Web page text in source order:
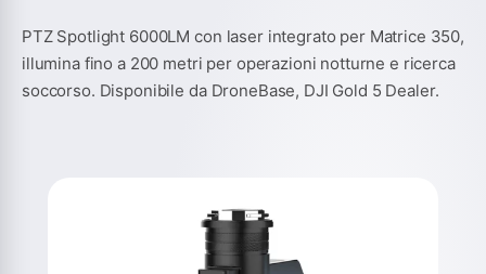
PTZ Spotlight 6000LM con laser integrato per Matrice 350,
illumina fino a 200 metri per operazioni notturne e ricerca
soccorso. Disponibile da DroneBase, DJI Gold 5 Dealer.